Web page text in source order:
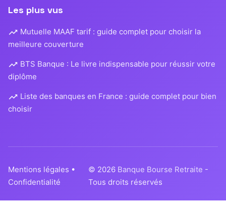
Les plus vus
Mutuelle MAAF tarif : guide complet pour choisir la
meilleure couverture
BTS Banque : Le livre indispensable pour réussir votre
diplôme
Liste des banques en France : guide complet pour bien
choisir
Mentions légales •
Confidentialité
© 2026 Banque Bourse Retraite -
Tous droits réservés